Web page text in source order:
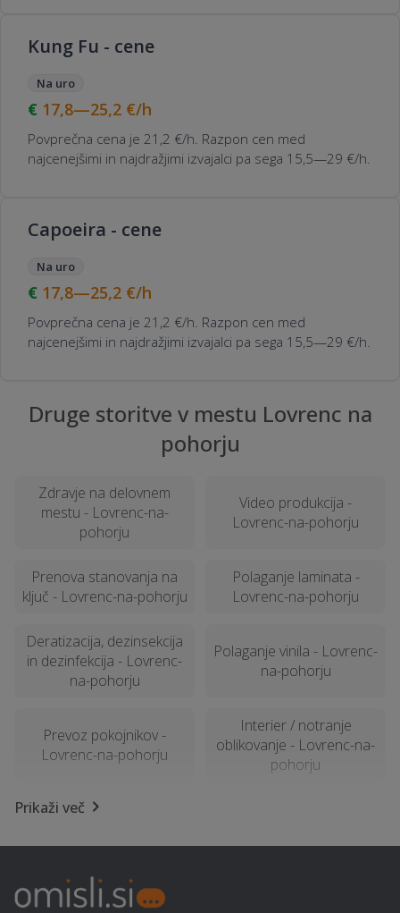
Kung Fu - cene
Na uro
17,8—25,2 €/h
Povprečna cena je 21,2 €/h. Razpon cen med
najcenejšimi in najdražjimi izvajalci pa sega 15,5—29 €/h.
Capoeira - cene
Na uro
17,8—25,2 €/h
Povprečna cena je 21,2 €/h. Razpon cen med
najcenejšimi in najdražjimi izvajalci pa sega 15,5—29 €/h.
Druge storitve v mestu Lovrenc na
pohorju
Zdravje na delovnem
mestu - Lovrenc-na-
pohorju
Video produkcija -
Lovrenc-na-pohorju
Prenova stanovanja na
ključ - Lovrenc-na-pohorju
Polaganje laminata -
Lovrenc-na-pohorju
Deratizacija, dezinsekcija
in dezinfekcija - Lovrenc-
na-pohorju
Polaganje vinila - Lovrenc-
na-pohorju
Prevoz pokojnikov -
Lovrenc-na-pohorju
Interier / notranje
oblikovanje - Lovrenc-na-
pohorju
Letna kuhinja - Lovrenc-
Samoobramba - Lovrenc-
na-pohorju
Prikaži več